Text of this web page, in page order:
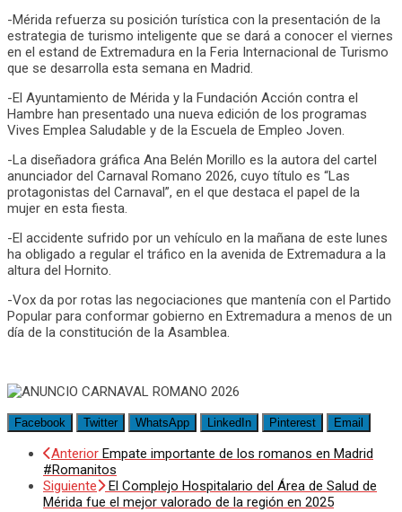
-Mérida refuerza su posición turística con la presentación de la
estrategia de turismo inteligente que se dará a conocer el viernes
en el estand de Extremadura en la Feria Internacional de Turismo
que se desarrolla esta semana en Madrid.
-El Ayuntamiento de Mérida y la Fundación Acción contra el
Hambre han presentado una nueva edición de los programas
Vives Emplea Saludable y de la Escuela de Empleo Joven.
-La diseñadora gráfica Ana Belén Morillo es la autora del cartel
anunciador del Carnaval Romano 2026, cuyo título es “Las
protagonistas del Carnaval”, en el que destaca el papel de la
mujer en esta fiesta.
-El accidente sufrido por un vehículo en la mañana de este lunes
ha obligado a regular el tráfico en la avenida de Extremadura a la
altura del Hornito.
-Vox da por rotas las negociaciones que mantenía con el Partido
Popular para conformar gobierno en Extremadura a menos de un
día de la constitución de la Asamblea.
Facebook Twitter WhatsApp LinkedIn Pinterest Email
Anterior Empate importante de los romanos en Madrid
#Romanitos
Siguiente
El Complejo Hospitalario del Área de Salud de
Mérida fue el mejor valorado de la región en 2025